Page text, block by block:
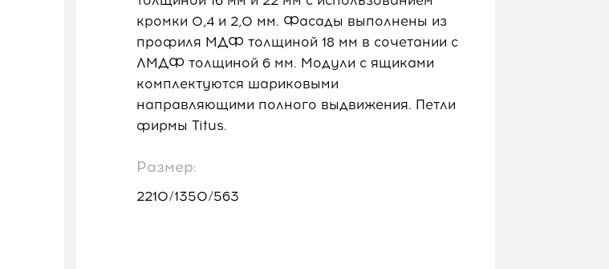
кромки 0,4 и 2,0 мм. Фасады выполнены из
профиля МДФ толщиной 18 мм в сочетании с
ЛМДФ толщиной 6 мм. Модули с ящиками
комплектуются шариковыми
направляющими полного выдвижения. Петли
фирмы Titus.
Размер:
2210/1350/563